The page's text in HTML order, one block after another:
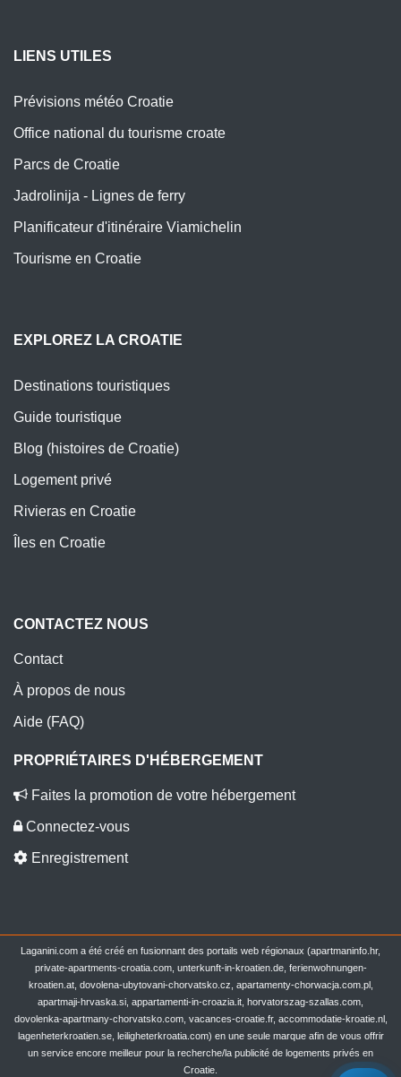
LIENS UTILES
Prévisions météo Croatie
Office national du tourisme croate
Parcs de Croatie
Jadrolinija - Lignes de ferry
Planificateur d'itinéraire Viamichelin
Tourisme en Croatie
EXPLOREZ LA CROATIE
Destinations touristiques
Guide touristique
Blog (histoires de Croatie)
Logement privé
Rivieras en Croatie
Îles en Croatie
CONTACTEZ NOUS
Contact
À propos de nous
Aide (FAQ)
PROPRIÉTAIRES D'HÉBERGEMENT
Faites la promotion de votre hébergement
Connectez-vous
Enregistrement
Laganini.com a été créé en fusionnant des portails web régionaux (apartmaninfo.hr,
private-apartments-croatia.com, unterkunft-in-kroatien.de, ferienwohnungen-
kroatien.at, dovolena-ubytovani-chorvatsko.cz, apartamenty-chorwacja.com.pl,
apartmaji-hrvaska.si, appartamenti-in-croazia.it, horvatorszag-szallas.com,
dovolenka-apartmany-chorvatsko.com, vacances-croatie.fr, accommodatie-kroatie.nl,
lagenheterkroatien.se, leiligheterkroatia.com) en une seule marque afin de vous offrir
un service encore meilleur pour la recherche/la publicité de logements privés en
Croatie.